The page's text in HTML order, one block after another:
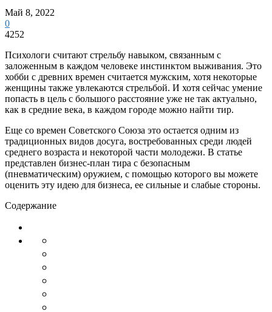
Май 8, 2022
0
4252
Психологи считают стрельбу навыком, связанным с
заложенным в каждом человеке инстинктом выживания. Это
хобби с древних времен считается мужским, хотя некоторые
женщины также увлекаются стрельбой. И хотя сейчас умение
попасть в цель с большого расстояние уже не так актуально,
как в средние века, в каждом городе можно найти тир.
Еще со времен Советского Союза это остается одним из
традиционных видов досуга, востребованных среди людей
среднего возраста и некоторой части молодежи. В статье
представлен бизнес-план тира с безопасным
(пневматическим) оружием, с помощью которого вы можете
оценить эту идею для бизнеса, ее сильные и слабые стороны.
Содержание